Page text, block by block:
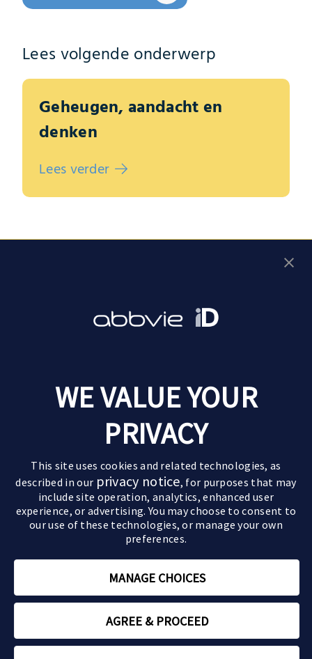
Lees volgende onderwerp
Geheugen, aandacht en
denken
Lees verder
Goede momenten
Leefstijltips
Actief zijn
Relaties
Over parkinson
De ziekte van parkinson
Verloop van de ziekte
Symptomen
Motorische symptomen
Niet-motorische symptomen
Behandelingen
Medicijnen
Geavanceerde behandelingen
Paramedische zorg
Partners & kinderen
Impact op partner en kinderen
Impact op de relatie
Zorgen voor een ouder
Tips om voor jezelf te zorgen
Sommige beelden en personages op deze website
zijn AI-gegenereerd of dienen uitsluitend ter
Gebruikersvoorwaarden
Contact
WE VALUE YOUR
PRIVACY
This site uses cookies and related technologies, as
described in our privacy notice, for purposes that may
include site operation, analytics, enhanced user
experience, or advertising. You may choose to consent to
our use of these technologies, or manage your own
preferences.
MANAGE CHOICES
AGREE & PROCEED